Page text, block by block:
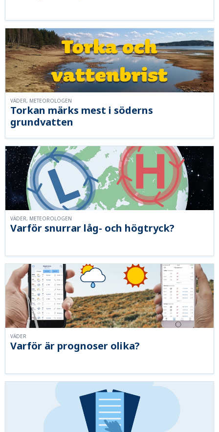
Torkan märks mest i söderns
grundvatten
VÄDER, METEOROLOGEN
Varför snurrar låg- och högtryck?
VÄDER, METEOROLOGEN
Varför är prognoser olika?
VÄDER